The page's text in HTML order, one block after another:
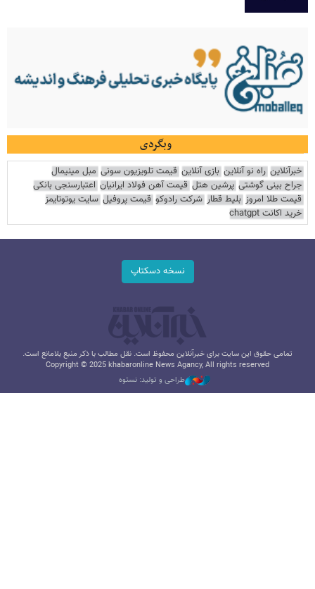
وبگردی
خبرآنلاین راه نو آنلاین بازی آنلاین قیمت تلویزیون سونی مبل مینیمال
جراح بینی گوشتی پرشین هتل قیمت آهن فولاد ایرانیان اعتبارسنجی بانکی
قیمت طلا امروز بلیط قطار شرکت رادوکو قیمت پروفیل سایت یوتوتایمز
خرید اکانت chatgpt
نسخه دسکتاپ
تمامی حقوق این سایت برای خبرآنلاین محفوظ است. نقل مطالب با ذکر منبع بلامانع است.
Copyright © 2025 khabaronline News Agancy, All rights reserved
طراحی و تولید: نستوه